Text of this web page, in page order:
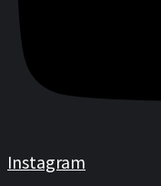
Instagram